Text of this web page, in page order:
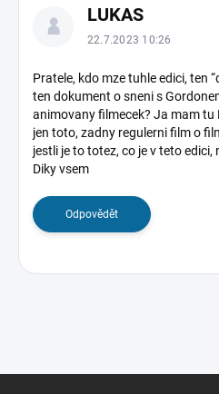
LUKAS
22.7.2023 10:26
Pratele, kdo mze tuhle edici, ten
ten dokument o sneni s
animovany filmecek? Ja mam
jen toto, zadny regulerni film o
jestli je to totez, co je v teto edici,
Diky vsem
Odpovědět